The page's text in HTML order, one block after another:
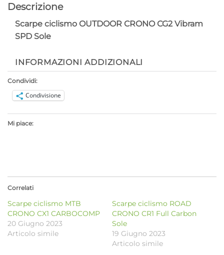
Descrizione
Scarpe ciclismo OUTDOOR CRONO CG2 Vibram
SPD Sole
INFORMAZIONI ADDIZIONALI
Condividi:
Condivisione
Mi piace:
Correlati
Scarpe ciclismo MTB
CRONO CX1 CARBOCOMP
20 Giugno 2023
Articolo simile
Scarpe ciclismo ROAD
CRONO CR1 Full Carbon
Sole
19 Giugno 2023
Articolo simile